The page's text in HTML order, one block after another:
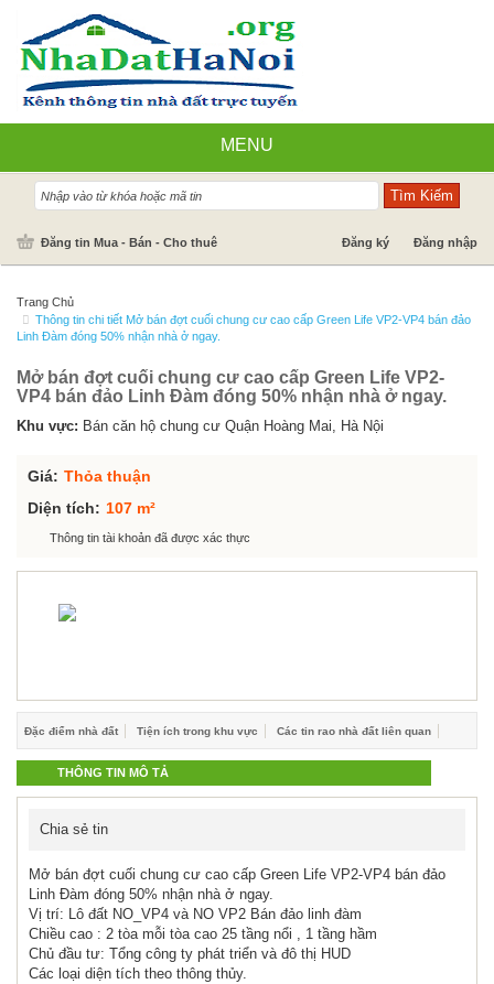
MENU
Nhà đất bán
Cần mua - Cần thuê
Dự án
Đăng tin Mua - Bán - Cho thuê Đăng ký Đăng nhập
Trang Chủ
Thông tin chi tiết Mở bán đợt cuối chung cư cao cấp Green Life VP2-VP4 bán đảo
Linh Đàm đóng 50% nhận nhà ở ngay.
Mở bán đợt cuối chung cư cao cấp Green Life VP2-
VP4 bán đảo Linh Đàm đóng 50% nhận nhà ở ngay.
Khu vực: Bán căn hộ chung cư Quận Hoàng Mai, Hà Nội
Giá: Thỏa thuận
Diện tích: 107 m²
Thông tin tài khoản đã được xác thực
Đặc điểm nhà đất Tiện ích trong khu vực Các tin rao nhà đất liên quan
THÔNG TIN MÔ TẢ
Chia sẻ tin
Mở bán đợt cuối chung cư cao cấp Green Life VP2-VP4 bán đảo
Linh Đàm đóng 50% nhận nhà ở ngay.
Vị trí: Lô đất NO_VP4 và NO VP2 Bán đảo linh đàm
Chiều cao : 2 tòa mỗi tòa cao 25 tầng nổi , 1 tầng hầm
Chủ đầu tư: Tổng công ty phát triển và đô thị HUD
Các loại diện tích theo thông thủy.